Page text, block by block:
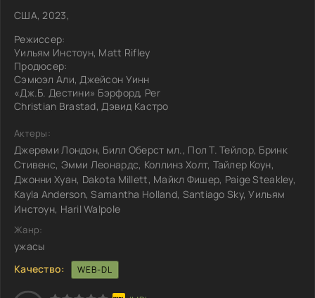
США, 2023,
Режиссер:
Уильям Инстоун, Matt Rifley
Продюсер:
Сэмюэл Али, Джейсон Уинн
«Дж.Б. Дестини» Бэрфорд, Per
Christian Brastad, Дэвид Кастро
Актеры:
Джереми Лондон, Билл Оберст мл., Пол Т. Тейлор, Бринк
Стивенс, Эмми Леонардс, Коллинз Холт, Тайлер Коун,
Джонни Хуан, Dakota Millett, Майкл Фишер, Paige Steakley,
Kayla Anderson, Samantha Holland, Santiago Sky, Уильям
Инстоун, Haril Walpole
Жанр:
ужасы
Качество:
WEB-DL